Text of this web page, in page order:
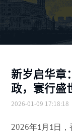
新岁启华章
政，寰行盛
2026-01-09 17:18:18
2026年1月 1日